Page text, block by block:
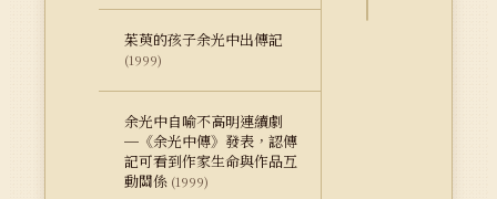
茱萸的孩子余光中出傳記
(1999)
余光中自喻不高明連續劇
─《余光中傳》發表，認傳
記可看到作家生命與作品互
動關係 (1999)